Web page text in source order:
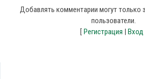
Добавлять комментарии могут только
пользователи.
[Регистрация | Вход